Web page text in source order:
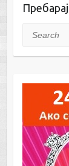
Пребарај
Search